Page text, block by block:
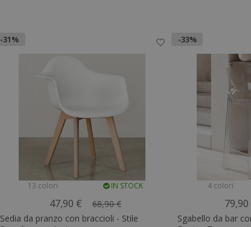
-31%
13 colori IN STOCK
47,90 €
68,90 €
Sedia da pranzo con braccioli - Stile
-33%
4 colori
79,90
Sgabello da bar